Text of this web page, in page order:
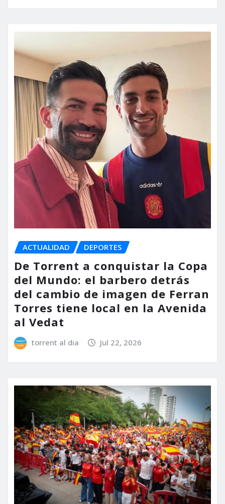
ACTUALIDAD DEPORTES
De Torrent a conquistar la Copa
del Mundo: el barbero detrás
del cambio de imagen de Ferran
Torres tiene local en la Avenida
al Vedat
torrent al dia Jul 22, 2026